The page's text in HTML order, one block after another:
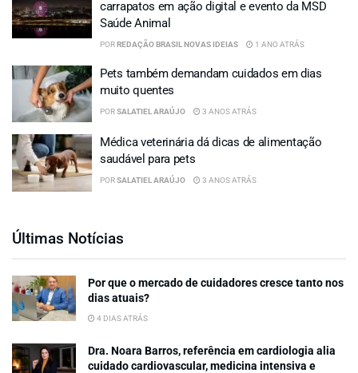
carrapatos em ação digital e evento da MSD
Saúde Animal
PORREDAÇÃO BRASIL NOVAS IDEIAS 1 ANO ATRÁS
Pets também demandam cuidados em dias
muito quentes
PORSALATIEL ARAÚJO 3 ANOS ATRÁS
Médica veterinária dá dicas de alimentação
saudável para pets
PORSALATIEL ARAÚJO 3 ANOS ATRÁS
Últimas Notícias
Por que o mercado de cuidadores cresce tanto nos
dias atuais?
4 DIAS ATRÁS
Dra. Noara Barros, referência em cardiologia alia
cuidado cardiovascular, medicina intensiva e